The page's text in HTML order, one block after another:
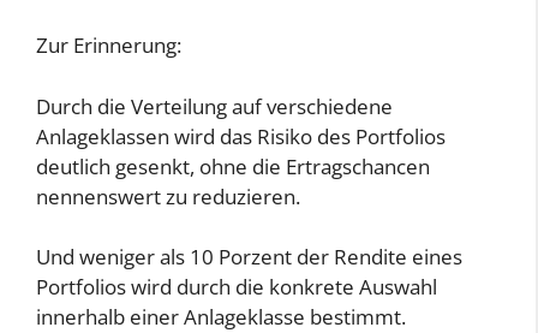
Zur Erinnerung:
Durch die Verteilung auf verschiedene
Anlageklassen wird das Risiko des Portfolios
deutlich gesenkt, ohne die Ertragschancen
nennenswert zu reduzieren.
Und weniger als 10 Porzent der Rendite eines
Portfolios wird durch die konkrete Auswahl
innerhalb einer Anlageklasse bestimmt.